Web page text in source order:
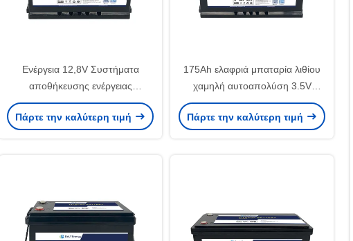
Ενέργεια 12,8V Συστήματα
αποθήκευσης ενέργειας
μπαταρίας -20~60 Πεδίο
θερμοκρασίας εκφόρτισης
Πάρτε την καλύτερη τιμή
175Ah ελαφριά μπαταρία λιθίου
χαμηλή αυτοαπολύση 3.5V
εξισορρόπηση κυττάρων
Πάρτε την καλύτερη τιμή